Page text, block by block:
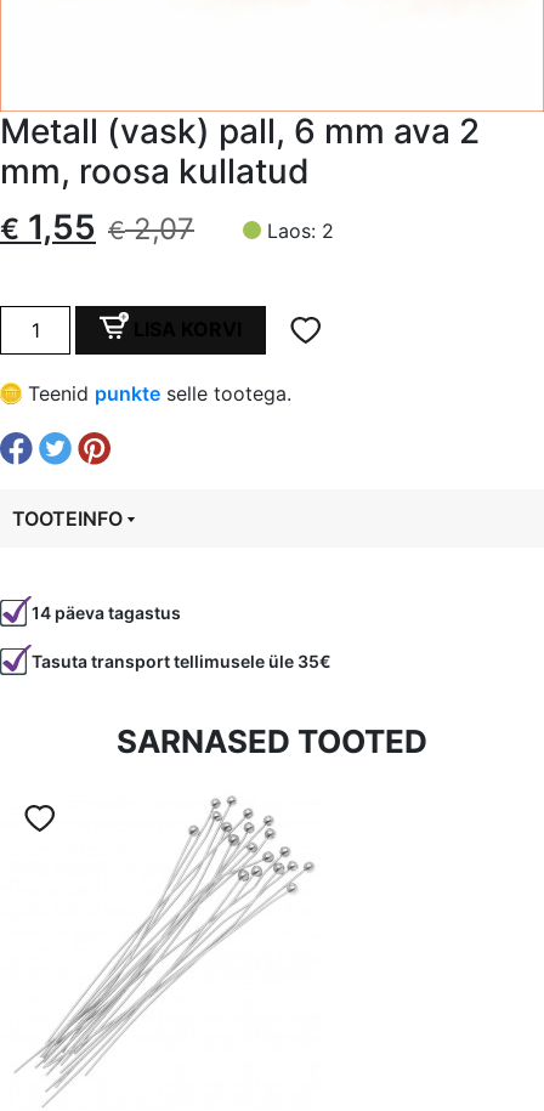
Metall (vask) pall, 6 mm ava 2
mm, roosa kullatud
€2,07
Algne
oli:
€ 2,07.
€ 1,55
Current
is:
€ 1,55.
Laos: 2
Metall
(vask)
pall,
6
mm
ava
mm,
kogus
Teenid punkte selle tootega.
TOOTEINFO
14 päeva tagastus
Tasuta transport tellimusele üle 35€
SARNASED TOOTED